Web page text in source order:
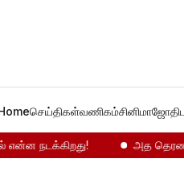
செய்திகள்வணிகம்சினிமா
நடக்கிறது! அத தெரண